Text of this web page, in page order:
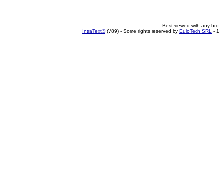
Best viewed with any
IntraText®(V89) - Some rights reserved by EuloTech SRL -